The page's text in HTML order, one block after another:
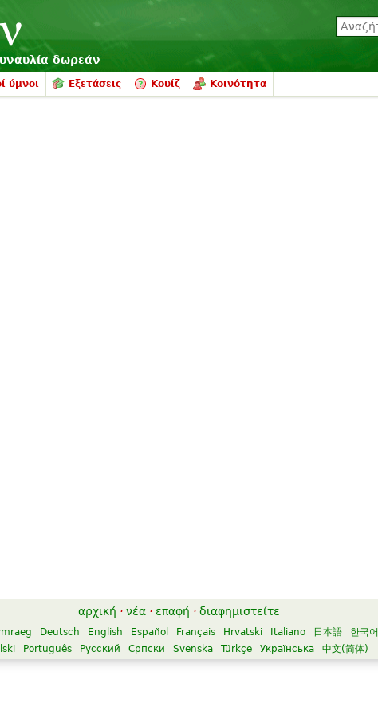
δωρεάν
ύμνοι Εξετάσεις Κουίζ Κοινότητα
αρχική · νέα · επαφή · διαφημιστείτε
Deutsch English Español Français Hrvatski Italiano 日本語 한국어
Português Русский Српски Svenska Türkçe Українська 中文(简体)